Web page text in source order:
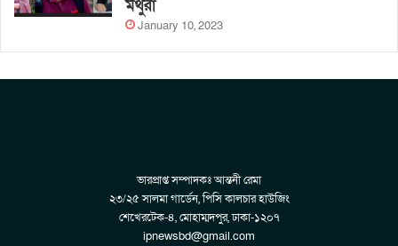
মথুরা
January 10, 2023
ভারপ্রাপ্ত সম্পাদকঃ আন্তনী রেমা
২৩/২৫ সালমা গার্ডেন, পিসি কালচার হাউজিং
শেখেরটেক-৪, মোহাম্মদপুর, ঢাকা-১২০৭
ipnewsbd@gmail.com